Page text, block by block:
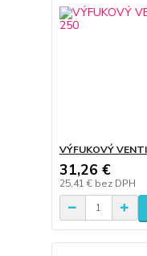
VÝFUKOVÝ
31,26 €
25,41 € bez DPH